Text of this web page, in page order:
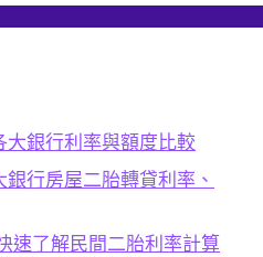
大銀行利率與額度比較
行房屋二胎轉貸利率、
速了解民間二胎利率計算